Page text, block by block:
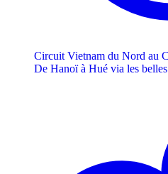
Circuit Vietnam du Nord au
De Hanoï à Hué via les